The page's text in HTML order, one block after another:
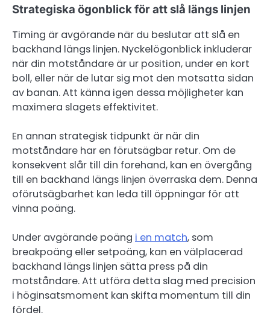
Strategiska ögonblick för att slå längs linjen
Timing är avgörande när du beslutar att slå en
backhand längs linjen. Nyckelögonblick inkluderar
när din motståndare är ur position, under en kort
boll, eller när de lutar sig mot den motsatta sidan
av banan. Att känna igen dessa möjligheter kan
maximera slagets effektivitet.
En annan strategisk tidpunkt är när din
motståndare har en förutsägbar retur. Om de
konsekvent slår till din forehand, kan en övergång
till en backhand längs linjen överraska dem. Denna
oförutsägbarhet kan leda till öppningar för att
vinna poäng.
Under avgörande poäng i en match, som
breakpoäng eller setpoäng, kan en välplacerad
backhand längs linjen sätta press på din
motståndare. Att utföra detta slag med precision
i höginsatsmoment kan skifta momentum till din
fördel.